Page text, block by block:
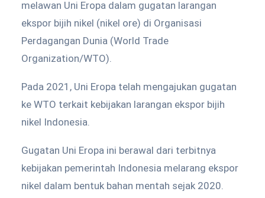
melawan Uni Eropa dalam gugatan larangan
ekspor bijih nikel (nikel ore) di Organisasi
Perdagangan Dunia (World Trade
Organization/WTO).
Pada 2021, Uni Eropa telah mengajukan gugatan
ke WTO terkait kebijakan larangan ekspor bijih
nikel Indonesia.
Gugatan Uni Eropa ini berawal dari terbitnya
kebijakan pemerintah Indonesia melarang ekspor
nikel dalam bentuk bahan mentah sejak 2020.